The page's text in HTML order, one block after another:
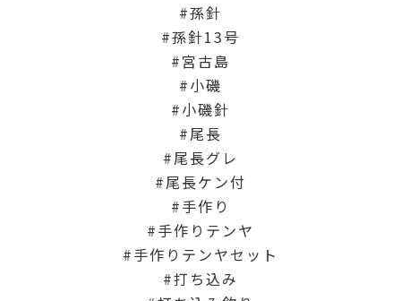
孫針
孫針13号
宮古島
小磯
小磯針
尾長
尾長グレ
尾長ケン付
手作り
手作りテンヤ
手作りテンヤセット
打ち込み